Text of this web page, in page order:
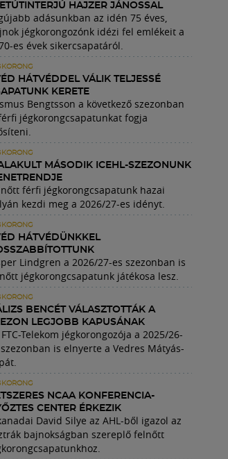
HAJZER JÁNOSSAL
adásunkban az idén 75 éves,
jégkorongozónk idézi fel emlékeit a
es évek sikercsapatáról.
HÁTVÉDDEL VÁLIK TELJESSÉ
KERETE
Bengtsson a következő szezonban
jégkorongcsapatunkat fogja
MÁSODIK ICEHL-SZEZONUNK
férfi jégkorongcsapatunk hazai
kezdi meg a 2026/27-es idényt.
HÁTVÉDÜNKKEL
Lindgren a 2026/27-es szezonban is
jégkorongcsapatunk játékosa lesz.
BENCÉT VÁLASZTOTTÁK A
LEGJOBB KAPUSÁNAK
Telekom jégkorongozója a 2025/26-
is elnyerte a Vedres Mátyás-
NCAA KONFERENCIA-
CENTER ÉRKEZIK
David Silye az AHL-ből igazol az
bajnokságban szereplő felnőtt